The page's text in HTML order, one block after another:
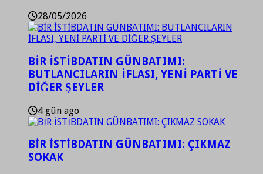
28/05/2026
BİR İSTİBDATIN GÜNBATIMI:
BUTLANCILARIN İFLASI, YENİ PARTİ VE
DİĞER ŞEYLER
4 gün ago
BİR İSTİBDATIN GÜNBATIMI: ÇIKMAZ
SOKAK